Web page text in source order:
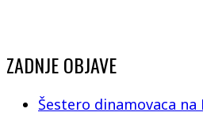
ZADNJE OBJAVE
Šestero dinamovaca na